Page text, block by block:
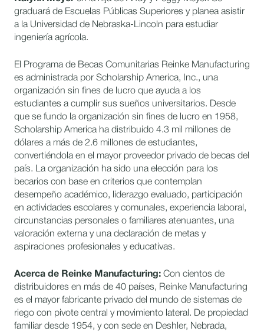
graduará de Escuelas Públicas Superiores y planea asistir
a la Universidad de Nebraska-Lincoln para estudiar
ingeniería agrícola.
El Programa de Becas Comunitarias Reinke Manufacturing
es administrada por Scholarship America, Inc., una
organización sin fines de lucro que ayuda a los
estudiantes a cumplir sus sueños universitarios. Desde
que se fundo la organización sin fines de lucro en 1958,
Scholarship America ha distribuido 4.3 mil millones de
dólares a más de 2.6 millones de estudiantes,
convertiéndola en el mayor proveedor privado de becas del
país. La organización ha sido una elección para los
becarios con base en criterios que contemplan
desempeño académico, liderazgo evaluado, participación
en actividades escolares y comunales, experiencia laboral,
circunstancias personales o familiares atenuantes, una
valoración externa y una declaración de metas y
aspiraciones profesionales y educativas.
Acerca de Reinke Manufacturing: Con cientos de
distribuidores en más de 40 países, Reinke Manufacturing
es el mayor fabricante privado del mundo de sistemas de
riego con pivote central y movimiento lateral. De propiedad
familiar desde 1954, y con sede en Deshler, Nebrada,